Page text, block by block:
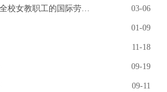
山东圣翰财贸职业学院致全校女教职工的国际劳动妇 03-06
01-09
11-18
09-19
09-11